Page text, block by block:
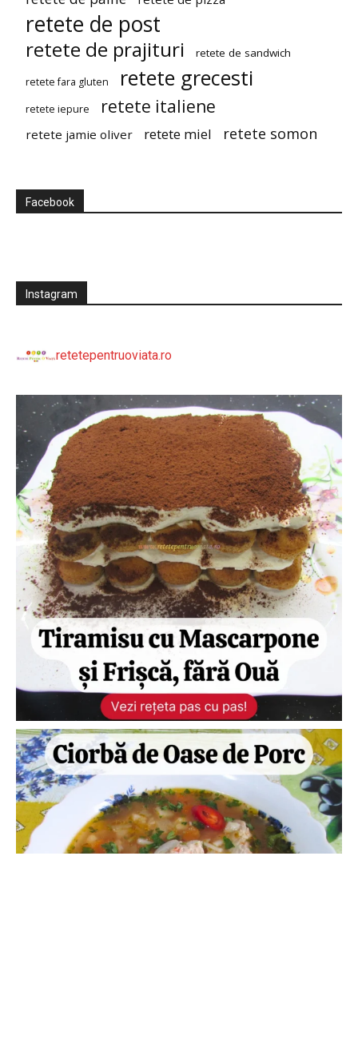
retete de post
retete de prajituri retete de sandwich
retete fara gluten retete grecesti
retete iepure retete italiene
retete jamie oliver retete miel retete somon
Facebook
Instagram
retetepentruoviata.ro